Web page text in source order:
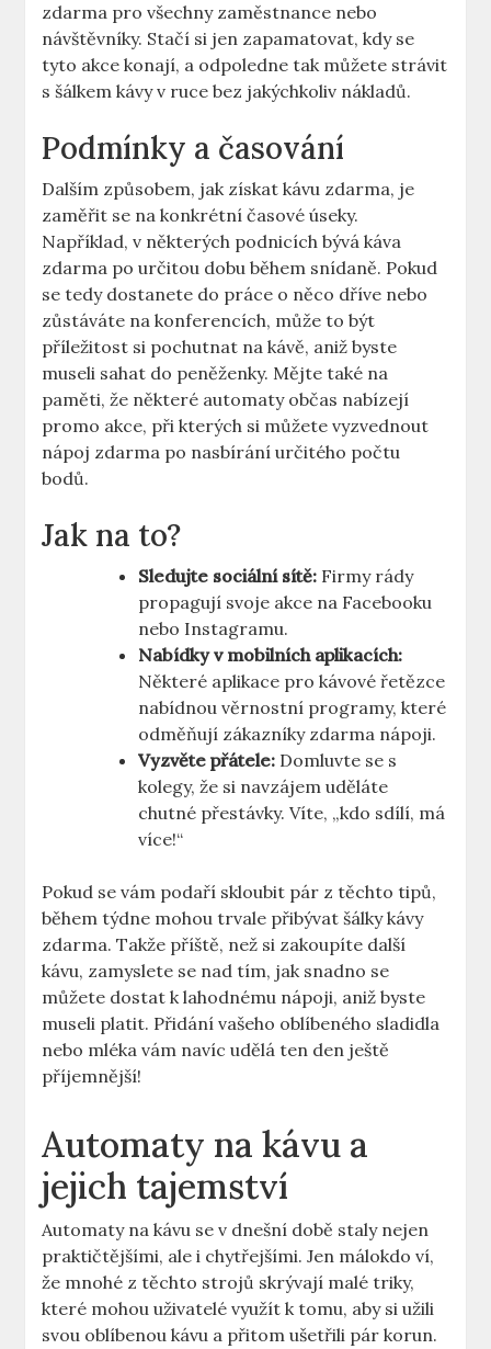
zdarma pro všechny zaměstnance nebo
návštěvníky. Stačí si jen zapamatovat, kdy se
tyto akce konají, a odpoledne tak můžete strávit
s šálkem kávy v ruce bez jakýchkoliv nákladů.
Podmínky a časování
Dalším způsobem, jak získat kávu zdarma, je
zaměřit se na konkrétní časové úseky.
Například, v některých podnicích bývá káva
zdarma po určitou dobu během snídaně. Pokud
se tedy dostanete do práce o něco dříve nebo
zůstáváte na konferencích, může to být
příležitost si pochutnat na kávě, aniž byste
museli sahat do peněženky. Mějte také na
paměti, že některé automaty občas nabízejí
promo akce, při kterých si můžete vyzvednout
nápoj zdarma po nasbírání určitého počtu
bodů.
Jak na to?
Sledujte sociální sítě: Firmy rády
propagují svoje akce na Facebooku
nebo Instagramu.
Nabídky v mobilních aplikacích:
Některé aplikace pro kávové řetězce
nabídnou věrnostní programy, které
odměňují zákazníky zdarma nápoji.
Vyzvěte přátele: Domluvte se s
kolegy, že si navzájem uděláte
chutné přestávky. Víte, „kdo sdílí, má
více!“
Pokud se vám podaří skloubit pár z těchto tipů,
během týdne mohou trvale přibývat šálky kávy
zdarma. Takže příště, než si zakoupíte další
kávu, zamyslete se nad tím, jak snadno se
můžete dostat k lahodnému nápoji, aniž byste
museli platit. Přidání vašeho oblíbeného sladidla
nebo mléka vám navíc udělá ten den ještě
příjemnější!
Automaty na kávu a
jejich tajemství
Automaty na kávu se v dnešní době staly nejen
praktičtějšími, ale i chytřejšími. Jen málokdo ví,
že mnohé z těchto strojů skrývají malé triky,
které mohou uživatelé využít k tomu, aby si užili
svou oblíbenou kávu a přitom ušetřili pár korun.